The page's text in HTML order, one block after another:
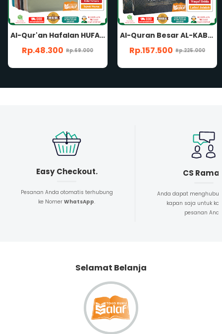
Al-Quran Besar AL-KABIR B4 HC SUPER JUMBO Nonterjemah Waqaf Ibtida Lafzul Jalalah Khat Rasm Utsmani Mushaf Al-Qur'an Al Kabir Penerbit Cordoba
Rp.157.500 Rp.225.000
Al-Quran Ash-Shahib TAJWID A4 HC NONTERJEMAH Rasm Utsmani Madinah Waqaf Ibtida' Panduan Musykilat Al-Qur'an Ash-Shohib Ash Shahib Penerbit Hilal Media
Rp.115.500 Rp.165.000
Easy Checkout.
Pesanan Anda otomatis terhubung
ke NomerWhatsApp.
CS
Anda dapat
kapan saja untuk
pesanan
Selamat Belanja